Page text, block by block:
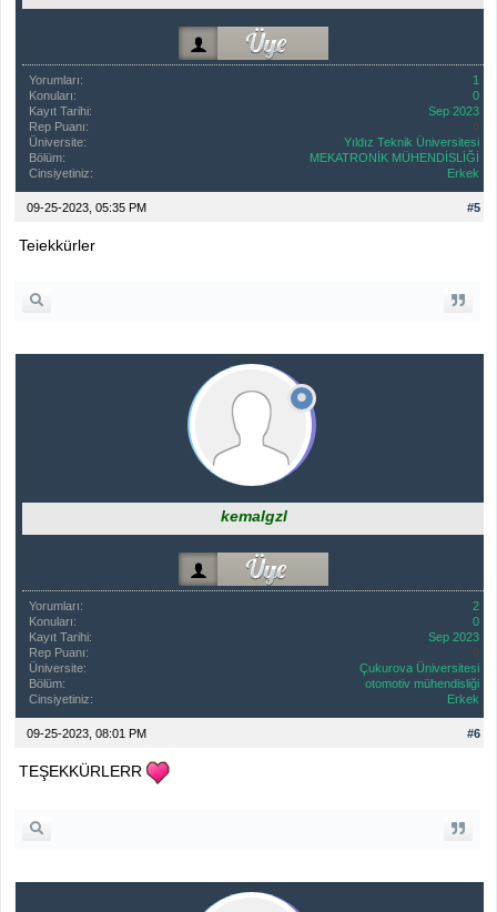
Yorumları:
1
Konuları:
0
Kayıt Tarihi:
Sep 2023
Rep Puanı:
Üniversite:
Yıldız Teknik Üniversitesi
Bölüm:
MEKATRONİK MÜHENDİSLİĞİ
Cinsiyetiniz:
Erkek
#5
09-25-2023, 05:35 PM
Teiekkürler
kemalgzl
Yorumları:
2
Konuları:
0
Kayıt Tarihi:
Sep 2023
Rep Puanı:
Üniversite:
Çukurova Üniversitesi
Bölüm:
otomotiv mühendisliği
Cinsiyetiniz:
Erkek
#6
09-25-2023, 08:01 PM
TEŞEKKÜRLERR